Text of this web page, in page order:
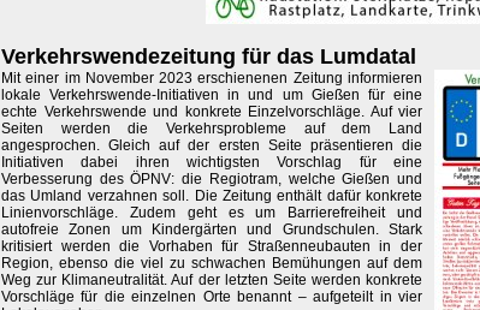
Verkehrswendezeitung für das Lumdatal
Mit einer im November 2023 erschienenen Zeitung informieren
lokale Verkehrswende-Initiativen in und um Gießen für eine
echte Verkehrswende und konkrete Einzelvorschläge. Auf vier
Seiten werden die Verkehrsprobleme auf dem Land
angesprochen. Gleich auf der ersten Seite präsentieren die
Initiativen dabei ihren wichtigsten Vorschlag für eine
Verbesserung des ÖPNV: die Regiotram, welche Gießen und
das Umland verzahnen soll. Die Zeitung enthält dafür konkrete
Linienvorschläge. Zudem geht es um Barrierefreiheit und
autofreie Zonen um Kindergärten und Grundschulen. Stark
kritisiert werden die Vorhaben für Straßenneubauten in der
Region, ebenso die viel zu schwachen Bemühungen auf dem
Weg zur Klimaneutralität. Auf der letzten Seite werden konkrete
Vorschläge für die einzelnen Orte benannt – aufgeteilt in vier